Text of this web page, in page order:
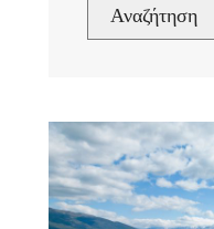
Αναζήτηση